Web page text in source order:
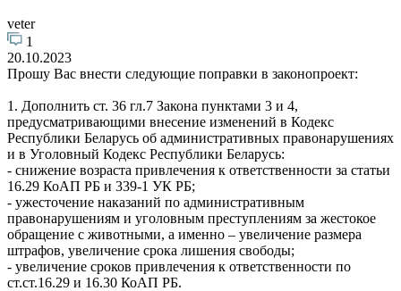
veter
1
20.10.2023
Прошу Вас внести следующие поправки в законопроект:
1. Дополнить ст. 36 гл.7 Закона пунктами 3 и 4,
предусматривающими внесение изменений в Кодекс
Республики Беларусь об административных правонарушениях
и в Уголовный Кодекс Республики Беларусь:
- снижение возраста привлечения к ответственности за статьи
16.29 КоАП РБ и 339-1 УК РБ;
- ужесточение наказаний по административным
правонарушениям и уголовным преступлениям за жестокое
обращение с животными, а именно – увеличение размера
штрафов, увеличение срока лишения свободы;
- увеличение сроков привлечения к ответственности по
ст.ст.16.29 и 16.30 КоАП РБ.